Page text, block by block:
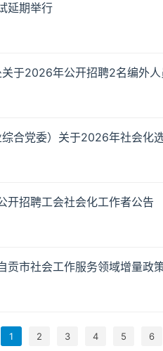
延期举行
于2026年公开招聘2名编外
合党委）关于2026年社会化
开招聘工会社会化工作者公告
市社会工作服务领域增量政
1 2 3 4 5 6